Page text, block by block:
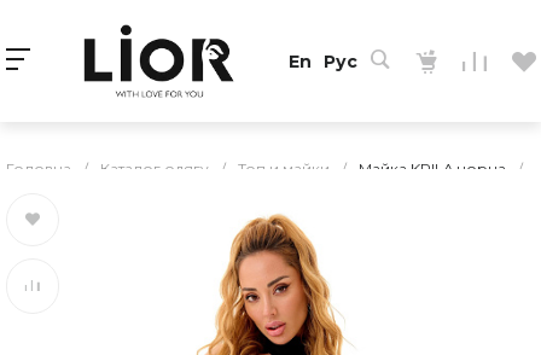
En Рус
Головна / Каталог одягу / Топ и майки / Майка KRILA чорна /